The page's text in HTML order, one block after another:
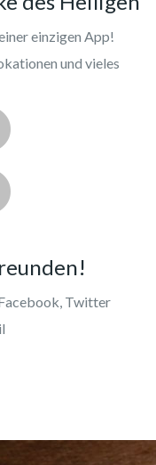
einzigen App!
und vieles
Twitter